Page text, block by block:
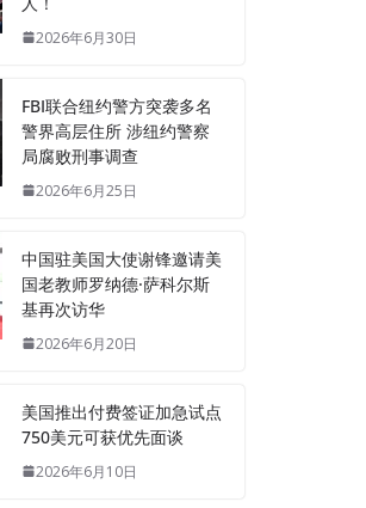
2026年6月30日
FBI联合纽约警方突袭多名
警界高层住所 涉纽约警察
局腐败刑事调查
2026年6月25日
中国驻美国大使谢锋邀请美
国老教师罗纳德·萨科尔斯
基再次访华
2026年6月20日
美国推出付费签证加急试点
750美元可获优先面谈
2026年6月10日